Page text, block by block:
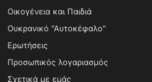
Οικογένεια και Παιδιά
Ουκρανικό "Αυτοκέφαλο"
Ερωτήσεις
Προσωπικός λογαριασμός
Σχετικά με εμάς